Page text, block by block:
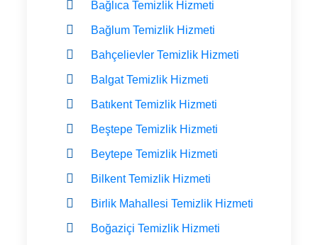
Bağlıca Temizlik Hizmeti
Bağlum Temizlik Hizmeti
Bahçelievler Temizlik Hizmeti
Balgat Temizlik Hizmeti
Batıkent Temizlik Hizmeti
Beştepe Temizlik Hizmeti
Beytepe Temizlik Hizmeti
Bilkent Temizlik Hizmeti
Birlik Mahallesi Temizlik Hizmeti
Boğaziçi Temizlik Hizmeti